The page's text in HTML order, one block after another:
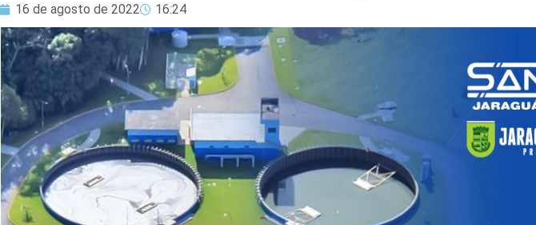
16 de agosto de 2022 16:24